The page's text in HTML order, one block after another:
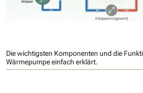
Die wichtigsten Komponenten und die
Wärmepumpe einfach erklärt.